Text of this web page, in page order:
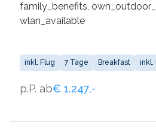
family_benefits,
wlan_available
inkl. Flug 7 Tage Breakfast inkl.
p.P. ab€ 1.247,-